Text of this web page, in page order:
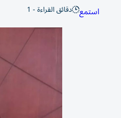
استمع دقائق القراءة - 1